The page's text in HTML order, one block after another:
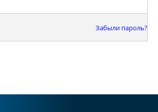
Забыли пароль?